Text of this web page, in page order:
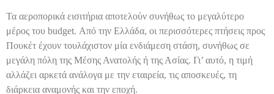
Τα αεροπορικά εισιτήρια αποτελούν συνήθως το μεγαλύτερο
μέρος του budget. Από την Ελλάδα, οι περισσότερες πτήσεις προς
Πουκέτ έχουν τουλάχιστον μία ενδιάμεση στάση, συνήθως σε
μεγάλη πόλη της Μέσης Ανατολής ή της Ασίας. Γι’ αυτό, η τιμή
αλλάζει αρκετά ανάλογα με την εταιρεία, τις αποσκευές, τη
διάρκεια αναμονής και την εποχή.